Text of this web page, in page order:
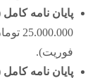
پایان نامه
فوریت).
پایان نامه کامل